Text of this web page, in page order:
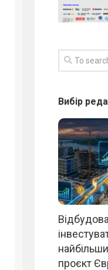
Вибір
проєкт